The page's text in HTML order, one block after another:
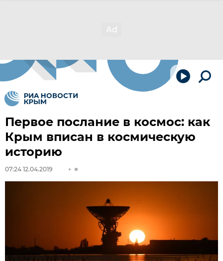
Первое послание в космос: как
Крым вписан в космическую
историю
07:24 12.04.2019